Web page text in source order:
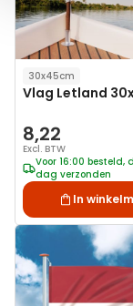
30x45cm
Vlag Letland
8,22
Excl. BTW
Voor 16:00 besteld,
dag verzonden
In